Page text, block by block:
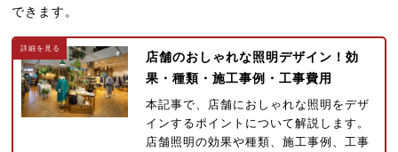
できます。
店舗のおしゃれな照明デザイン！効
果・種類・施工事例・工事費用
本記事で、店舗におしゃれな照明をデザ
インするポイントについて解説します。
店舗照明の効果や種類、施工事例、工事